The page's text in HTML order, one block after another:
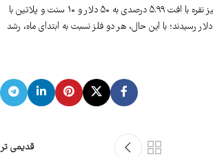
در میان سایر فلزات گران‌بها نیز نقره با افت ۵.۹۹ درصدی به ۵۰ دلار و ۱۰ سنت و پلاتین با
کاهش ۵.۶ درصدی به ۱۶۲۱ دلار رسیدند؛ با این حال، هر دو فلز نسبت به ابتدای ماه، رشد
قدیمی تر